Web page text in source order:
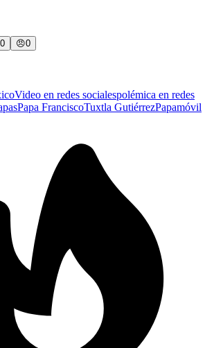
0 😠0
Video en redes socialespolémica en redes
Papa FranciscoTuxtla GutiérrezPapamóvil